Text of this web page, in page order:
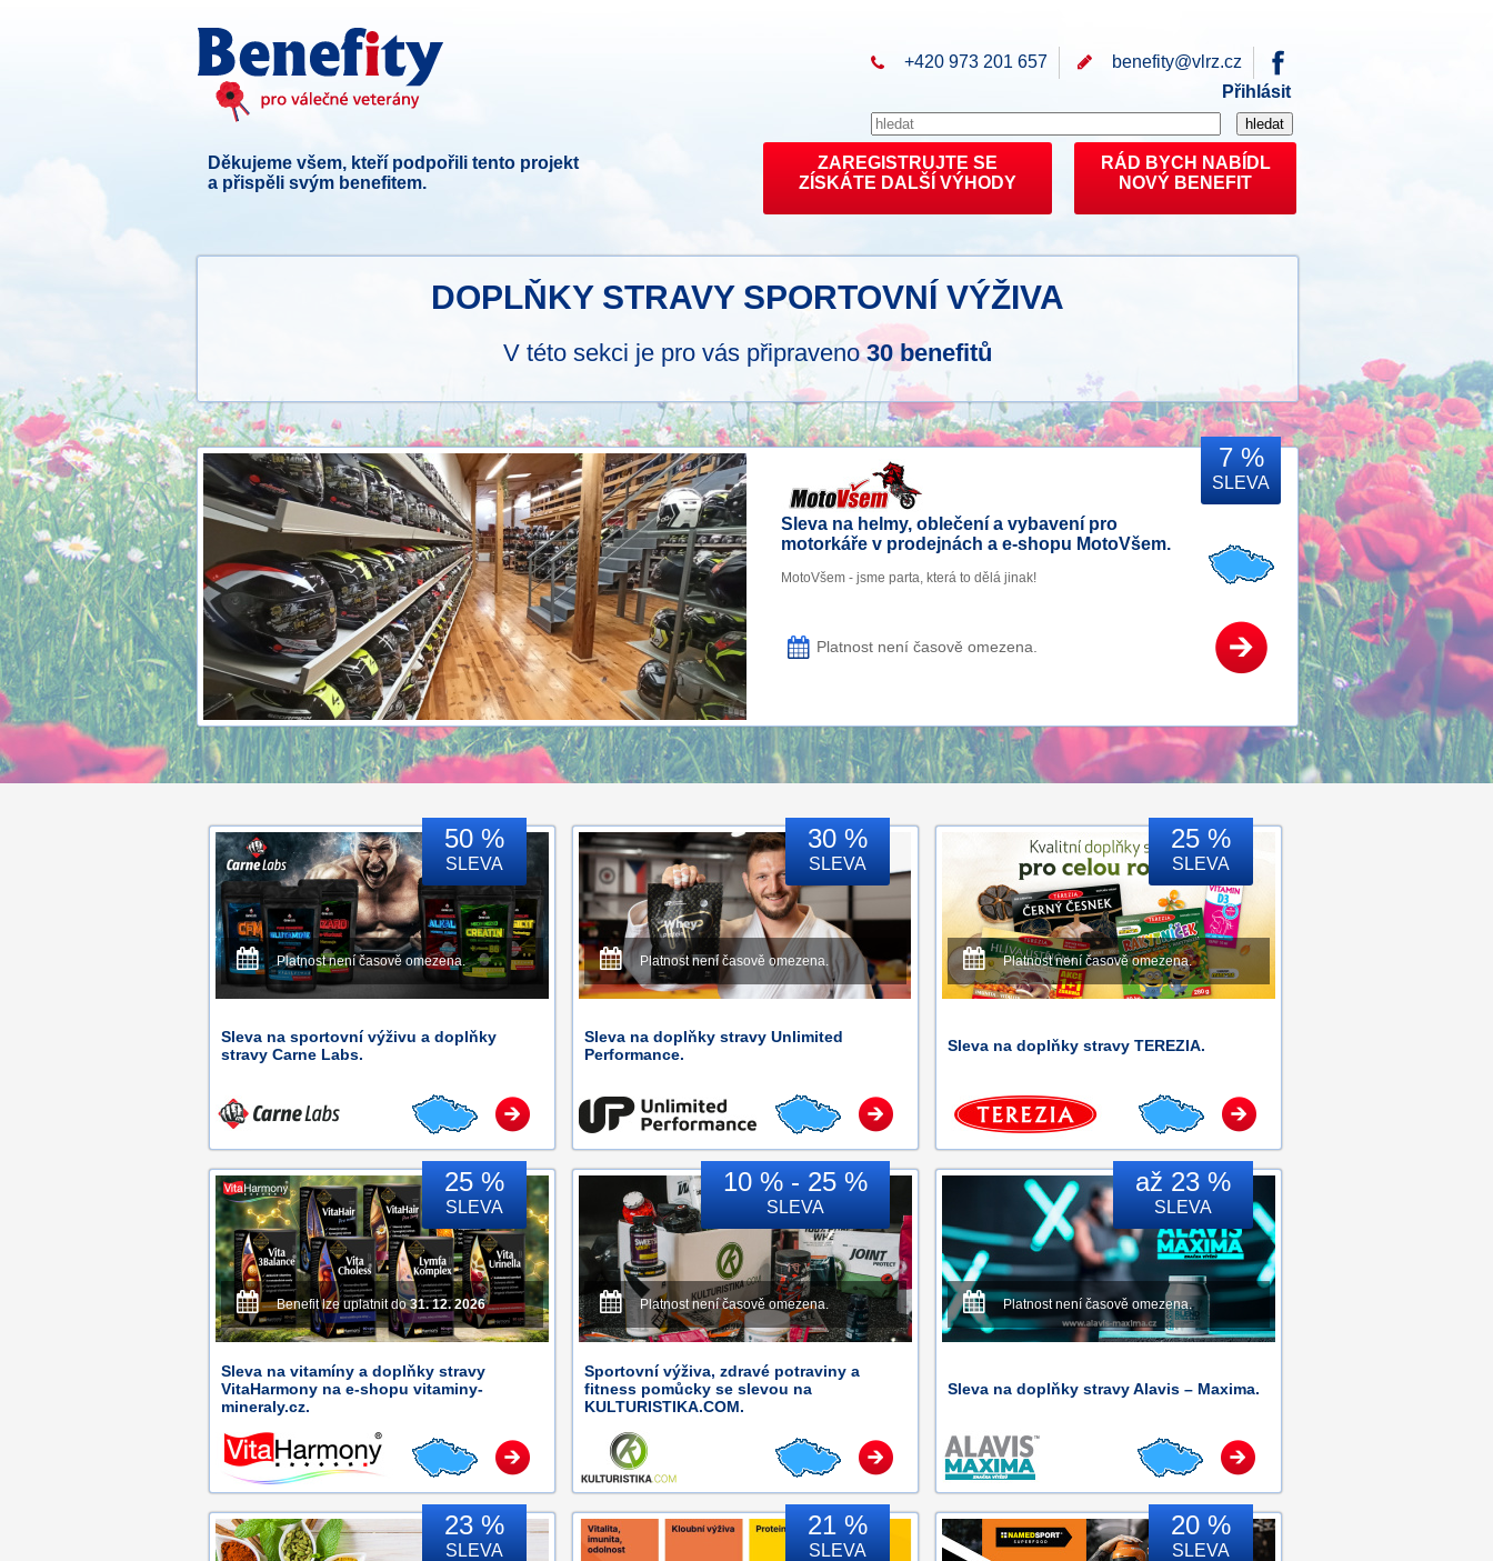
+420 973 201 657 benefity@vlrz.cz
Přihlásit
RÁD BYCH NABÍDL
NOVÝ BENEFIT
ZAREGISTRUJTE SE
ZÍSKÁTE DALŠÍ VÝHODY
Děkujeme všem, kteří podpořili tento projekt
a přispěli svým benefitem.
DOPLŇKY STRAVY SPORTOVNÍ VÝŽIVA
V této sekci je pro vás připraveno30 benefitů
7 %
SLEVA
Sleva na helmy, oblečení a vybavení pro
motorkáře v prodejnách a e-shopu MotoVšem.
MotoVšem - jsme parta, která to dělá jinak!
Platnost není časově omezena.
50 %
SLEVA
Platnost není časově omezena.
Sleva na sportovní výživu a doplňky
stravy Carne Labs.
30 %
SLEVA
Platnost není časově omezena.
Sleva na doplňky stravy Unlimited
Performance.
25 %
SLEVA
Platnost není časově omezena.
Sleva na doplňky stravy TEREZIA.
25 %
SLEVA
Benefit lze uplatnit do31. 12. 2026
Sleva na vitamíny a doplňky stravy
VitaHarmony na e-shopu vitaminy-
mineraly.cz.
10 % - 25 %
SLEVA
Platnost není časově omezena.
Sportovní výživa, zdravé potraviny a
fitness pomůcky se slevou na
KULTURISTIKA.COM.
až 23 %
SLEVA
Platnost není časově omezena.
Sleva na doplňky stravy Alavis – Maxima.
23 %
SLEVA
21 %
SLEVA
20 %
SLEVA